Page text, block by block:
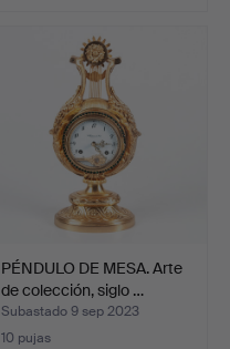
PÉNDULO DE MESA. Arte
de colección, siglo …
Subastado 9 sep 2023
10 pujas